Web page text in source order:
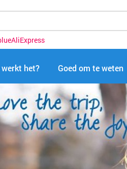
AliExpress
werkt het? Goed om te weten